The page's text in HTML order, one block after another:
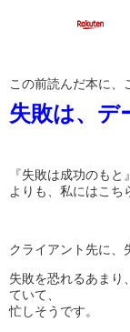
この前読んだ本に、
失敗は、デ
『失敗は成功のもと』
よりも、私にはこち
クライアント先に、
失敗を恐れるあまり
ていて、
忙しそうです。